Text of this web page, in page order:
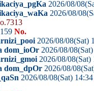
2026/08/
2026/08/
No.
2026/08/08(Sat)
dom_ioOr 2026/08/
2026/08/08(Sat)
dom_dpOr 2026/08/
2026/08/08(Sat) 14:34